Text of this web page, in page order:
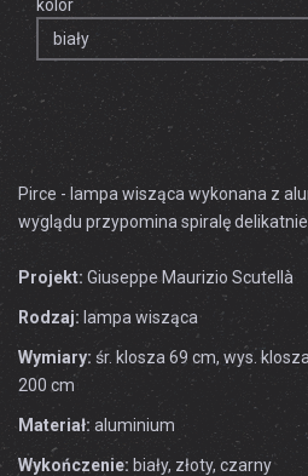
kolor
biały
Pirce - lampa wisząca wykonana z
wyglądu przypomina spiralę delikatnie
Projekt: Giuseppe Maurizio Scutellà
Rodzaj: lampa wisząca
Wymiary: śr. klosza 69 cm, wys.
200 cm
Materiał: aluminium
Wykończenie: biały, złoty, czarny